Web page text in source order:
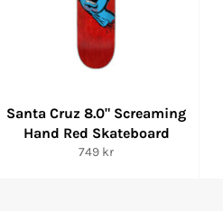
Santa Cruz 8.0" Screaming
Hand Red Skateboard
Ordinarie
749 kr